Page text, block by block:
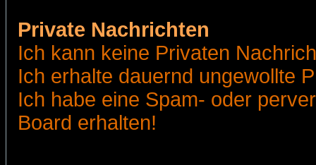
Private Nachrichten
Ich kann keine Privaten
Ich erhalte dauernd ungewollte
Ich habe eine Spam- oder
Board erhalten!